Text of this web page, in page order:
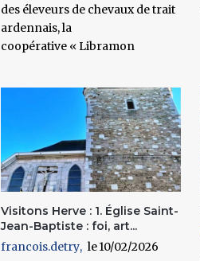
des éleveurs de chevaux de trait
ardennais, la
coopérative « Libramon
Visitons Herve : 1. Église Saint-
Jean-Baptiste : foi, art...
francois.detry
10/02/2026